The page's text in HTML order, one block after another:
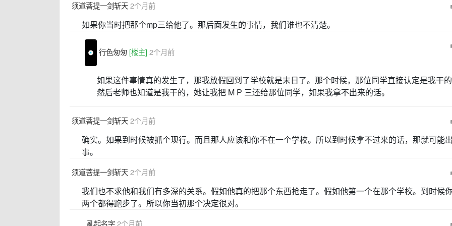
须道菩提一剑斩天2个月前
如果你当时把那个mp三给他了。那后面发生的事情，我们谁也不清楚。
行色匆匆 [楼主] 2个月前
如果这件事情真的发生了，那我放假回到了学校就是末日了。那个时候，那位同学直接认定是我干的
然后老师也知道是我干的，她让我把 M P 三还给那位同学，如果我拿不出来的话。
须道菩提一剑斩天2个月前
确实。如果到时候被抓个现行。而且那人应该和你不在一个学校。所以到时候拿不过来的话，那就可能出
事。
须道菩提一剑斩天2个月前
我们也不求他和我们有多深的关系。假如他真的把那个东西抢走了。假如他第一个在那个学校。到时候
两个都得跑步了。所以你当初那个决定很对。
亂起名字2个月前